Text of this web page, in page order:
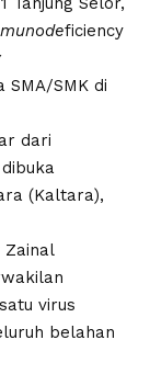
ficiency
SMA/SMK di
dari
(Kaltara),
virus
belahan